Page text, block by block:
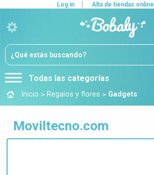
Todas las categorías
Log in Alta de tiendas online
Inicio > Regalos y flores > Gadgets
Moviltecno.com